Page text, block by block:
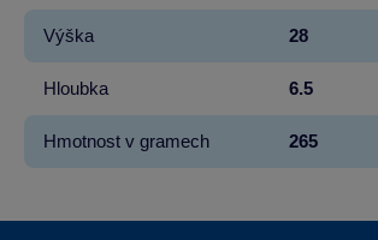
Výška 28
Hloubka 6.5
Hmotnost v gramech 265